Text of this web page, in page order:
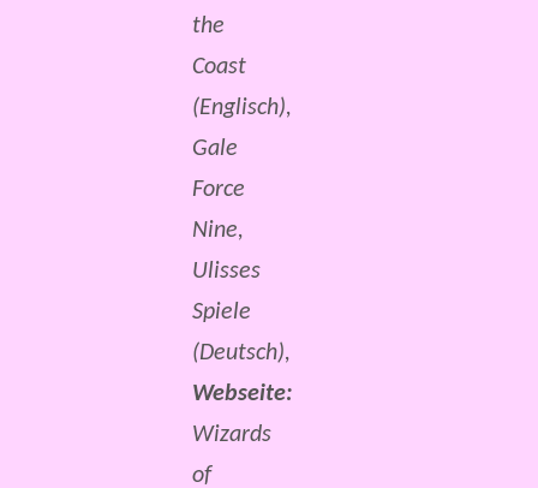
the
Coast
(Englisch),
Gale
Force
Nine,
Ulisses
Spiele
(Deutsch),
Webseite:
Wizards
of